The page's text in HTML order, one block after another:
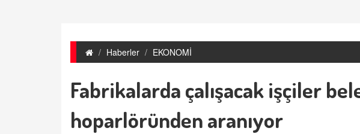
Haberler EKONOMİ
Fabrikalarda çalışacak işçiler
hoparlöründen aranıyor